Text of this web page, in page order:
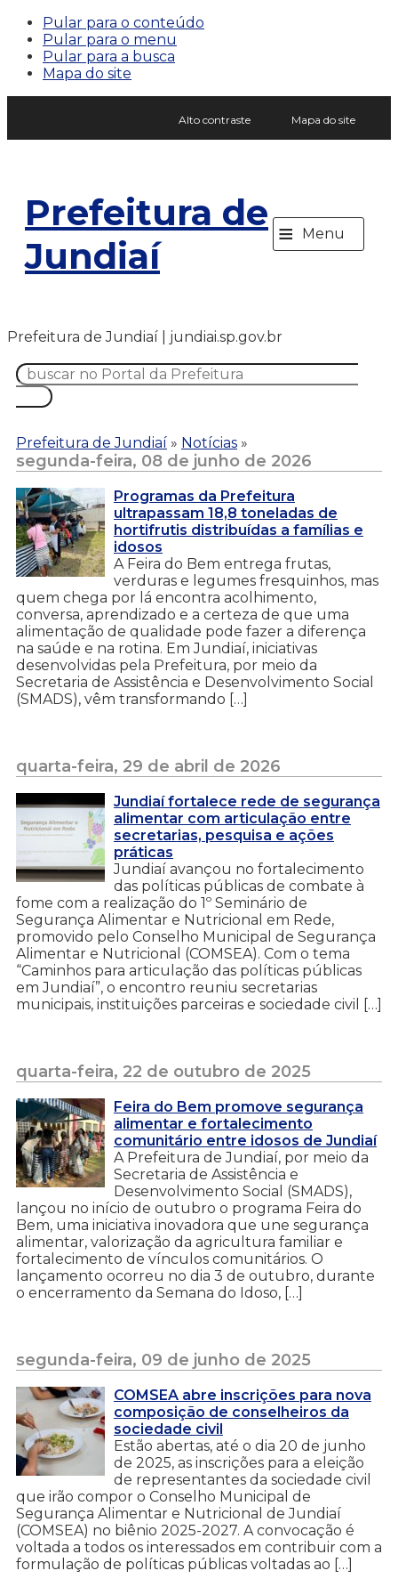
Pular para o conteúdo
Pular para o menu
Pular para a busca
Mapa do site
Alto contraste Mapa do site
Prefeitura de
Jundiaí
≡ Menu
Prefeitura de Jundiaí | jundiai.sp.gov.br
Prefeitura de Jundiaí » Notícias »
segunda-feira, 08 de junho de 2026
Programas da Prefeitura
ultrapassam 18,8 toneladas de
hortifrutis distribuídas a famílias e
idosos
A Feira do Bem entrega frutas,
verduras e legumes fresquinhos, mas
quem chega por lá encontra acolhimento,
conversa, aprendizado e a certeza de que uma
alimentação de qualidade pode fazer a diferença
na saúde e na rotina. Em Jundiaí, iniciativas
desenvolvidas pela Prefeitura, por meio da
Secretaria de Assistência e Desenvolvimento Social
(SMADS), vêm transformando […]
quarta-feira, 29 de abril de 2026
Jundiaí fortalece rede de segurança
alimentar com articulação entre
secretarias, pesquisa e ações
práticas
Jundiaí avançou no fortalecimento
das políticas públicas de combate à
fome com a realização do 1º Seminário de
Segurança Alimentar e Nutricional em Rede,
promovido pelo Conselho Municipal de Segurança
Alimentar e Nutricional (COMSEA). Com o tema
“Caminhos para articulação das políticas públicas
em Jundiaí”, o encontro reuniu secretarias
municipais, instituições parceiras e sociedade civil […]
quarta-feira, 22 de outubro de 2025
Feira do Bem promove segurança
alimentar e fortalecimento
comunitário entre idosos de Jundiaí
A Prefeitura de Jundiaí, por meio da
Secretaria de Assistência e
Desenvolvimento Social (SMADS),
lançou no início de outubro o programa Feira do
Bem, uma iniciativa inovadora que une segurança
alimentar, valorização da agricultura familiar e
fortalecimento de vínculos comunitários. O
lançamento ocorreu no dia 3 de outubro, durante
o encerramento da Semana do Idoso, […]
segunda-feira, 09 de junho de 2025
COMSEA abre inscrições para nova
composição de conselheiros da
sociedade civil
Estão abertas, até o dia 20 de junho
de 2025, as inscrições para a eleição
de representantes da sociedade civil
que irão compor o Conselho Municipal de
Segurança Alimentar e Nutricional de Jundiaí
(COMSEA) no biênio 2025-2027. A convocação é
voltada a todos os interessados em contribuir com a
formulação de políticas públicas voltadas ao […]